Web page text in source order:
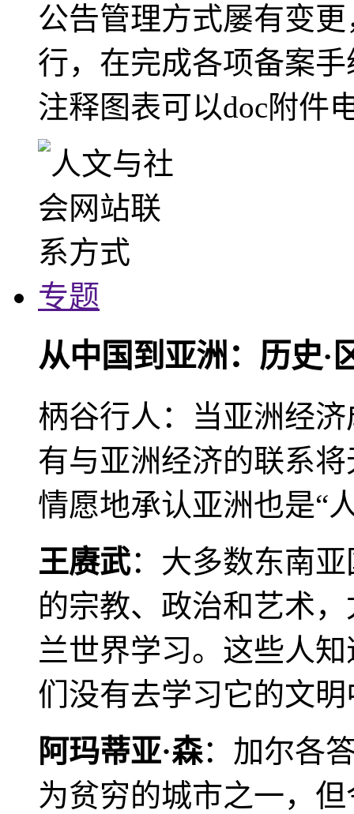
公告管理方式屡有变
行，在完成各项备案
注释图表可以doc附件
专题
从中国到亚洲：历史·
柄谷行人：当亚洲经
有与亚洲经济的联系
情愿地承认亚洲也是“
王赓武：大多数东南
的宗教、政治和艺术
兰世界学习。这些人
们没有去学习它的文
阿玛蒂亚·森：加尔各
为贫穷的城市之一，